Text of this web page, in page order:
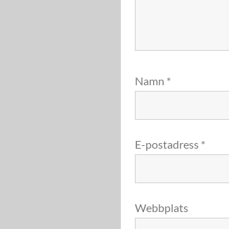
Namn *
E-postadress *
Webbplats